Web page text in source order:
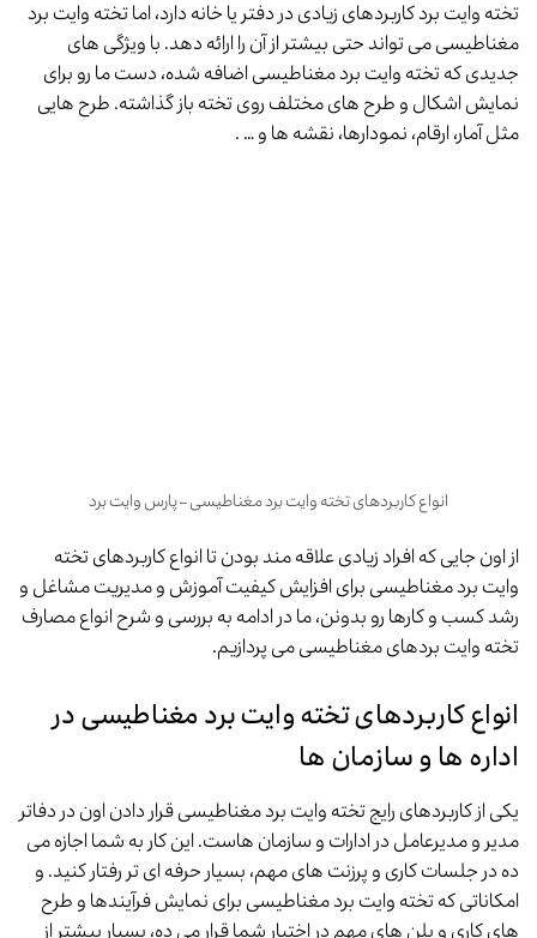
تخته وایت برد کاربردهای زیادی در دفتر یا خانه دارد، اما تخته وایت برد
مغناطیسی می تواند حتی بیشتر از آن را ارائه دهد. با ویژگی های
جدیدی که تخته وایت برد مغناطیسی اضافه شده، دست ما رو برای
نمایش اشکال و طرح های مختلف روی تخته باز گذاشته. طرح هایی
مثل آمار، ارقام، نمودارها، نقشه ها و … .
انواع کاربردهای تخته وایت برد مغناطیسی – پارس وایت برد
از اون جایی که افراد زیادی علاقه مند بودن تا انواع کاربردهای تخته
وایت برد مغناطیسی برای افزایش کیفیت آموزش و مدیریت مشاغل و
رشد کسب و کارها رو بدونن، ما در ادامه به بررسی و شرح انواع مصارف
تخته وایت بردهای مغناطیسی می پردازیم.
انواع کاربردهای تخته وایت برد مغناطیسی در
اداره ها و سازمان ها
یکی از کاربردهای رایج تخته وایت برد مغناطیسی قرار دادن اون در دفاتر
مدیر و مدیرعامل در ادارات و سازمان هاست. این کار به شما اجازه می
ده در جلسات کاری و پرزنت های مهم، بسیار حرفه ای تر رفتار کنید. و
امکاناتی که تخته وایت برد مغناطیسی برای نمایش فرآیندها و طرح